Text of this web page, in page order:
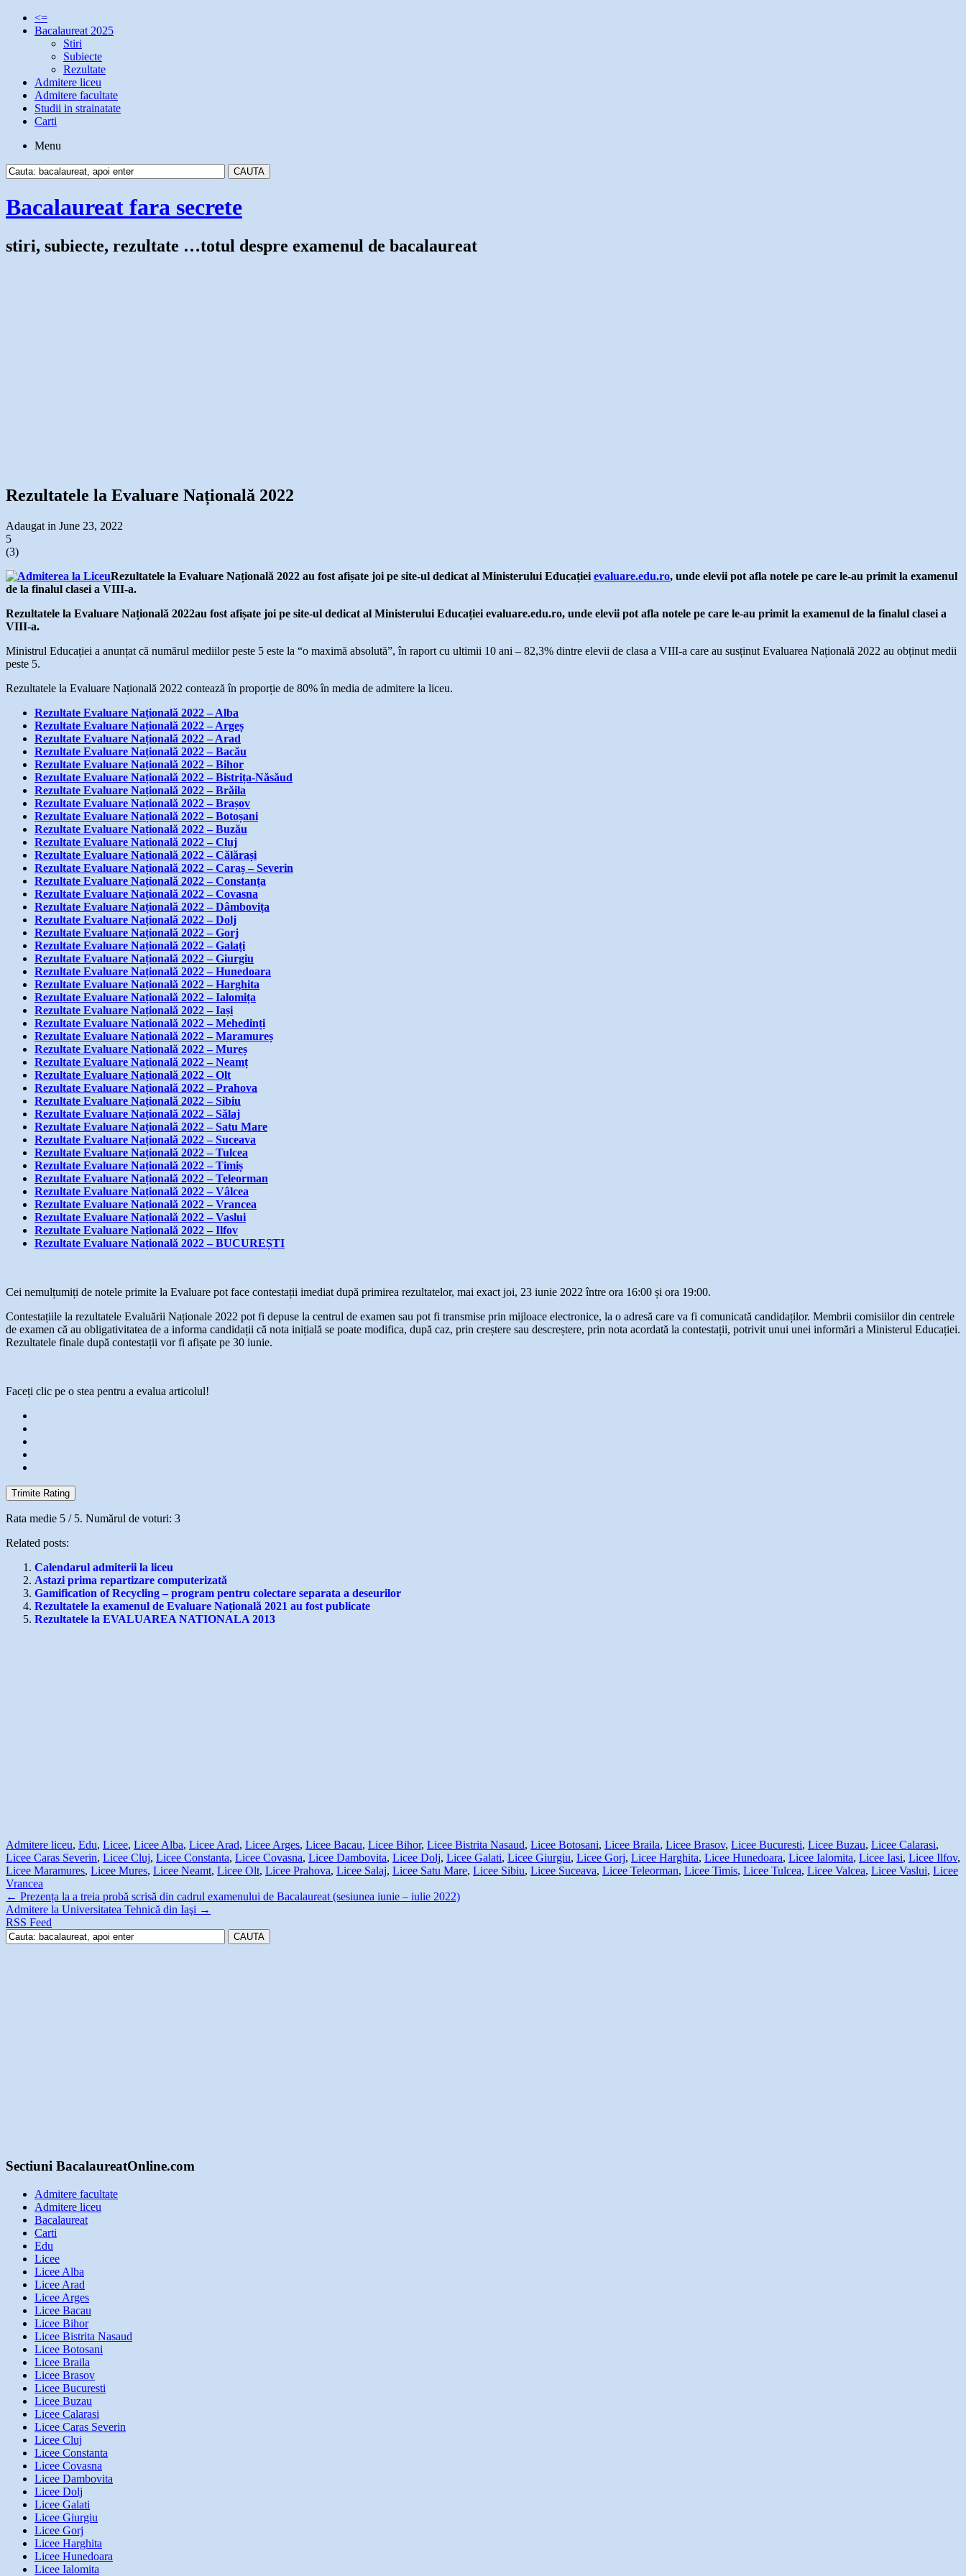
<=
Bacalaureat 2025
Stiri
Subiecte
Rezultate
Admitere liceu
Admitere facultate
Studii in strainatate
Carti
Menu
Bacalaureat fara secrete
stiri, subiecte, rezultate …totul despre examenul de bacalaureat
Rezultatele la Evaluare Națională 2022
Adaugat in June 23, 2022
5
(3)
Rezultatele la Evaluare Națională 2022 au fost afișate joi pe site-ul dedicat al Ministerului Educației evaluare.edu.ro, unde elevii pot afla notele pe care le-au primit la examenul
de la finalul clasei a VIII-a.
Rezultatele la Evaluare Națională 2022au fost afișate joi pe site-ul dedicat al Ministerului Educației evaluare.edu.ro, unde elevii pot afla notele pe care le-au primit la examenul de la finalul clasei a
VIII-a.
Ministrul Educației a anunțat că numărul mediilor peste 5 este la “o maximă absolută”, în raport cu ultimii 10 ani – 82,3% dintre elevii de clasa a VIII-a care au susținut Evaluarea Națională 2022 au obținut medii
peste 5.
Rezultatele la Evaluare Națională 2022 contează în proporție de 80% în media de admitere la liceu.
Rezultate Evaluare Națională 2022 – Alba
Rezultate Evaluare Națională 2022 – Argeș
Rezultate Evaluare Națională 2022 – Arad
Rezultate Evaluare Națională 2022 – Bacău
Rezultate Evaluare Națională 2022 – Bihor
Rezultate Evaluare Națională 2022 – Bistrița-Năsăud
Rezultate Evaluare Națională 2022 – Brăila
Rezultate Evaluare Națională 2022 – Brașov
Rezultate Evaluare Națională 2022 – Botoșani
Rezultate Evaluare Națională 2022 – Buzău
Rezultate Evaluare Națională 2022 – Cluj
Rezultate Evaluare Națională 2022 – Călărași
Rezultate Evaluare Națională 2022 – Caraș – Severin
Rezultate Evaluare Națională 2022 – Constanța
Rezultate Evaluare Națională 2022 – Covasna
Rezultate Evaluare Națională 2022 – Dâmbovița
Rezultate Evaluare Națională 2022 – Dolj
Rezultate Evaluare Națională 2022 – Gorj
Rezultate Evaluare Națională 2022 – Galați
Rezultate Evaluare Națională 2022 – Giurgiu
Rezultate Evaluare Națională 2022 – Hunedoara
Rezultate Evaluare Națională 2022 – Harghita
Rezultate Evaluare Națională 2022 – Ialomița
Rezultate Evaluare Națională 2022 – Iași
Rezultate Evaluare Națională 2022 – Mehedinți
Rezultate Evaluare Națională 2022 – Maramureș
Rezultate Evaluare Națională 2022 – Mureș
Rezultate Evaluare Națională 2022 – Neamț
Rezultate Evaluare Națională 2022 – Olt
Rezultate Evaluare Națională 2022 – Prahova
Rezultate Evaluare Națională 2022 – Sibiu
Rezultate Evaluare Națională 2022 – Sălaj
Rezultate Evaluare Națională 2022 – Satu Mare
Rezultate Evaluare Națională 2022 – Suceava
Rezultate Evaluare Națională 2022 – Tulcea
Rezultate Evaluare Națională 2022 – Timiș
Rezultate Evaluare Națională 2022 – Teleorman
Rezultate Evaluare Națională 2022 – Vâlcea
Rezultate Evaluare Națională 2022 – Vrancea
Rezultate Evaluare Națională 2022 – Vaslui
Rezultate Evaluare Națională 2022 – Ilfov
Rezultate Evaluare Națională 2022 – BUCUREȘTI
Cei nemulțumiți de notele primite la Evaluare pot face contestații imediat după primirea rezultatelor, mai exact joi, 23 iunie 2022 între ora 16:00 și ora 19:00.
Contestațiile la rezultatele Evaluării Naționale 2022 pot fi depuse la centrul de examen sau pot fi transmise prin mijloace electronice, la o adresă care va fi comunicată candidaților. Membrii comisiilor din centrele
de examen că au obligativitatea de a informa candidații că nota inițială se poate modifica, după caz, prin creștere sau descreștere, prin nota acordată la contestații, potrivit unui unei informări a Ministerul Educației.
Rezultatele finale după contestații vor fi afișate pe 30 iunie.
Faceți clic pe o stea pentru a evalua articolul!
Trimite Rating
Rata medie 5 / 5. Numărul de voturi: 3
Related posts:
Calendarul admiterii la liceu
Astazi prima repartizare computerizată
Gamification of Recycling – program pentru colectare separata a deseurilor
Rezultatele la examenul de Evaluare Națională 2021 au fost publicate
Rezultatele la EVALUAREA NATIONALA 2013
Admitere liceu, Edu, Licee, Licee Alba, Licee Arad, Licee Arges, Licee Bacau, Licee Bihor, Licee Bistrita Nasaud, Licee Botosani, Licee Braila, Licee Brasov, Licee Bucuresti, Licee Buzau, Licee Calarasi,
Licee Caras Severin, Licee Cluj, Licee Constanta, Licee Covasna, Licee Dambovita, Licee Dolj, Licee Galati, Licee Giurgiu, Licee Gorj, Licee Harghita, Licee Hunedoara, Licee Ialomita, Licee Iasi, Licee Ilfov,
Licee Maramures, Licee Mures, Licee Neamt, Licee Olt, Licee Prahova, Licee Salaj, Licee Satu Mare, Licee Sibiu, Licee Suceava, Licee Teleorman, Licee Timis, Licee Tulcea, Licee Valcea, Licee Vaslui, Licee
Vrancea
← Prezența la a treia probă scrisă din cadrul examenului de Bacalaureat (sesiunea iunie – iulie 2022)
Admitere la Universitatea Tehnică din Iaşi →
RSS Feed
Sectiuni BacalaureatOnline.com
Admitere facultate
Admitere liceu
Bacalaureat
Carti
Edu
Licee
Licee Alba
Licee Arad
Licee Arges
Licee Bacau
Licee Bihor
Licee Bistrita Nasaud
Licee Botosani
Licee Braila
Licee Brasov
Licee Bucuresti
Licee Buzau
Licee Calarasi
Licee Caras Severin
Licee Cluj
Licee Constanta
Licee Covasna
Licee Dambovita
Licee Dolj
Licee Galati
Licee Giurgiu
Licee Gorj
Licee Harghita
Licee Hunedoara
Licee Ialomita